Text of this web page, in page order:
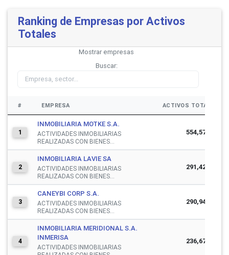
Ranking de Empresas por Activos
Totales
Mostrar empresas
Buscar:
# EMPRESA ACTIVOS TOTALES
1
INMOBILIARIA MOTKE S.A.
ACTIVIDADES INMOBILIARIAS
REALIZADAS CON BIENES...
554,579,728
2
INMOBILIARIA LAVIE SA
ACTIVIDADES INMOBILIARIAS
REALIZADAS CON BIENES...
291,422,538
3
CANEYBI CORP S.A.
ACTIVIDADES INMOBILIARIAS
REALIZADAS CON BIENES...
290,946,582
4
INMOBILIARIA MERIDIONAL S.A.
INMERISA
ACTIVIDADES INMOBILIARIAS
236,677,942